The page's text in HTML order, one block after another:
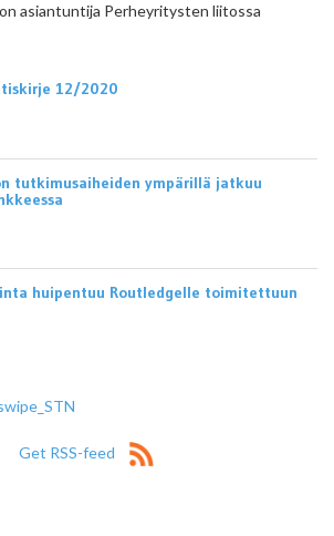
asiantuntija Perheyritysten liitossa
12/2020
tutkimusaiheiden ympärillä jatkuu
huipentuu Routledgelle toimitettuun
Get RSS-feed